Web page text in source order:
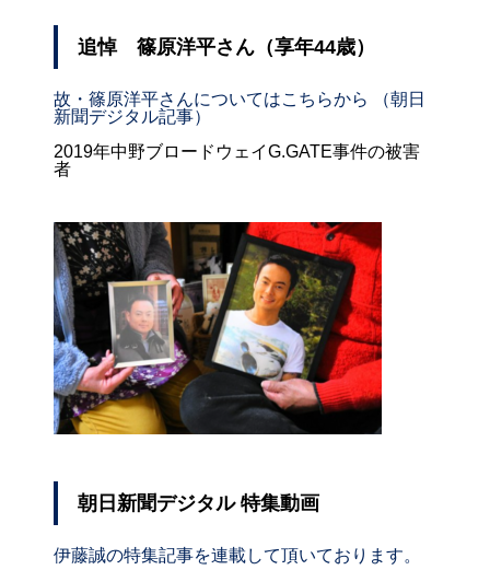
追悼 篠原洋平さん（享年44歳）
故・篠原洋平さんについてはこちらから （朝日
新聞デジタル記事）
2019年中野ブロードウェイG.GATE事件の被害
者
朝日新聞デジタル 特集動画
伊藤誠の特集記事を連載して頂いております。